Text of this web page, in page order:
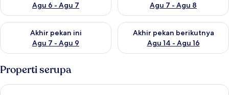
Agu 6 - Agu 7
Agu 7 - Agu 8
Akhir pekan ini
Agu 7 - Agu 9
Periksa ketersediaan untuk akhir pekan ini Agu 7 - Agu 9
Akhir pekan berikutnya
Agu 14 - Agu 16
Periksa ketersediaan untuk
Properti serupa
hotelF1 Paris Porte de Montreuil